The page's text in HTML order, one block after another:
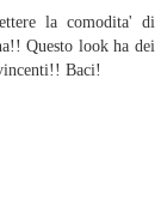
la comodita' di
Questo look ha dei
Baci!